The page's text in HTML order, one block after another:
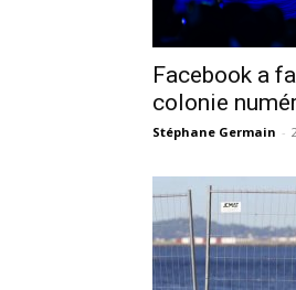
Facebook a
colonie
Stéphane Germain -